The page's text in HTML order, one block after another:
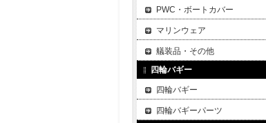
PWC・ボートカバー
マリンウェア
艤装品・その他
四輪バギー
四輪バギー
四輪バギーパーツ